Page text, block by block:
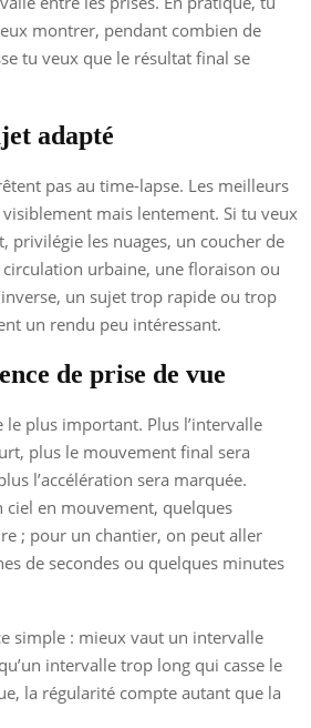
montrer, pendant combien de
tu veux que le résultat final se
adapté
pas au time-lapse. Les meilleurs
mais lentement. Si tu veux
privilégie les nuages, un coucher de
urbaine, une floraison ou
un sujet trop rapide ou trop
un rendu peu intéressant.
de prise de vue
le plus important. Plus l’intervalle
plus le mouvement final sera
l’accélération sera marquée.
ciel en mouvement, quelques
; pour un chantier, on peut aller
de secondes ou quelques minutes
simple : mieux vaut un intervalle
intervalle trop long qui casse le
la régularité compte autant que la